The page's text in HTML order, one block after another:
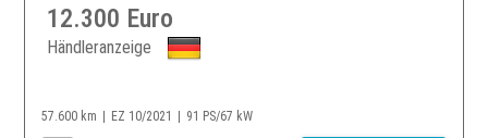
12.300 Euro
Händleranzeige
57.600 km EZ 10/2021 91 PS/67 kW